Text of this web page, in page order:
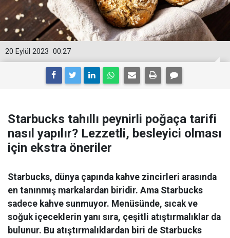
00:27
20 Eylül 2023
Starbucks tahıllı peynirli poğaça tarifi
nasıl yapılır? Lezzetli, besleyici olması
için ekstra öneriler
Starbucks, dünya çapında kahve zincirleri arasında
en tanınmış markalardan biridir. Ama Starbucks
sadece kahve sunmuyor. Menüsünde, sıcak ve
soğuk içeceklerin yanı sıra, çeşitli atıştırmalıklar da
bulunur. Bu atıştırmalıklardan biri de Starbucks